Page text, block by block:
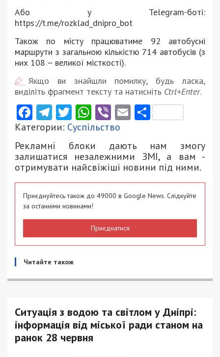
Або у Telegram-боті:
https://t.me/rozklad_dnipro_bot
Також по місту працюватиме 92 автобусні
маршрути з загальною кількістю 714 автобусів (з
них 108 – великої місткості).
Якщо ви знайшли помилку, будь ласка,
виділіть фрагмент тексту та натисніть Ctrl+Enter.
Facebook
Telegram
Twitter
WhatsApp
ViberEmail
Категории: Суспільство
Рекламні блоки дають нам змогу
залишатися незалежними ЗМІ, а вам -
отримувати найсвіжіші новини під ними.
Приєднуйтесь також до 49000 в Google News. Слідкуйте
за останніми новинами!
Приєднатися
Читайте також
Ситуація з водою та світлом у Дніпрі:
інформація від міської ради станом на
ранок 28 червня